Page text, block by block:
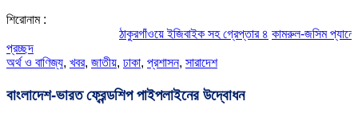
শিরোনাম :
ঠাকুরগাঁওয়ে ইজিবাইক সহ গ্রেপ্তার ৪ কামরুল-জসিম প্যানেলের
প্রচ্ছদ
অর্থ ও বাণিজ্য, খবর, জাতীয়, ঢাকা, প্রশাসন, সারাদেশ
বাংলাদেশ-ভারত ফ্রেন্ডশিপ পাইপলাইনের উদ্বোধন